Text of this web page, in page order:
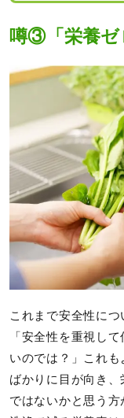
噂③「栄養ゼ
これまで安全性につ
「安全性を重視し
いのでは？」これ
ばかりに目が向き
ではないかと思う